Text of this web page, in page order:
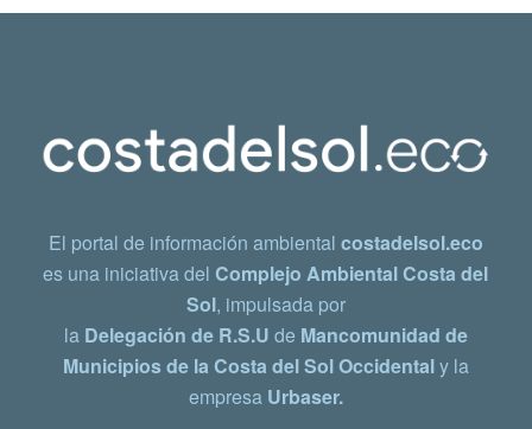
El portal de información ambiental costadelsol.eco
es una iniciativa delComplejo Ambiental Costa del
Sol, impulsada por
la Delegación de R.S.U de Mancomunidad de
Municipios de la Costa del Sol Occidentaly la
empresa Urbaser.